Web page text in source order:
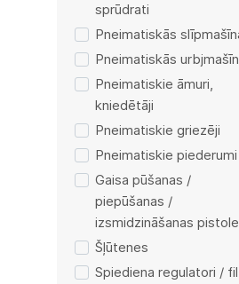
sprūdrati
Pneimatiskās
Pneimatiskās
Pneimatiskie āmuri,
kniedētāji
Pneimatiskie griezēji
Pneimatiskie piederumi
Gaisa pūšanas /
piepūšanas /
izsmidzināšanas
Šļūtenes
Spiediena regulatori /